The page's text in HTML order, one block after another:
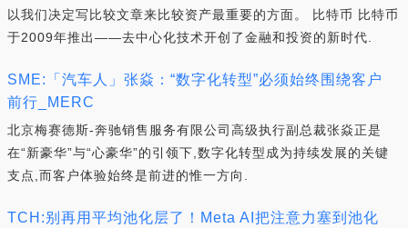
以我们决定写比较文章来比较资产最重要的方面。 比特币 比特币
于2009年推出——去中心化技术开创了金融和投资的新时代.
SME:「汽车人」张焱：“数字化转型”必须始终围绕客户
前行_MERC
北京梅赛德斯-奔驰销售服务有限公司高级执行副总裁张焱正是
在“新豪华”与“心豪华”的引领下,数字化转型成为持续发展的关键
支点,而客户体验始终是前进的惟一方向.
TCH:别再用平均池化层了！Meta AI把注意力塞到池化